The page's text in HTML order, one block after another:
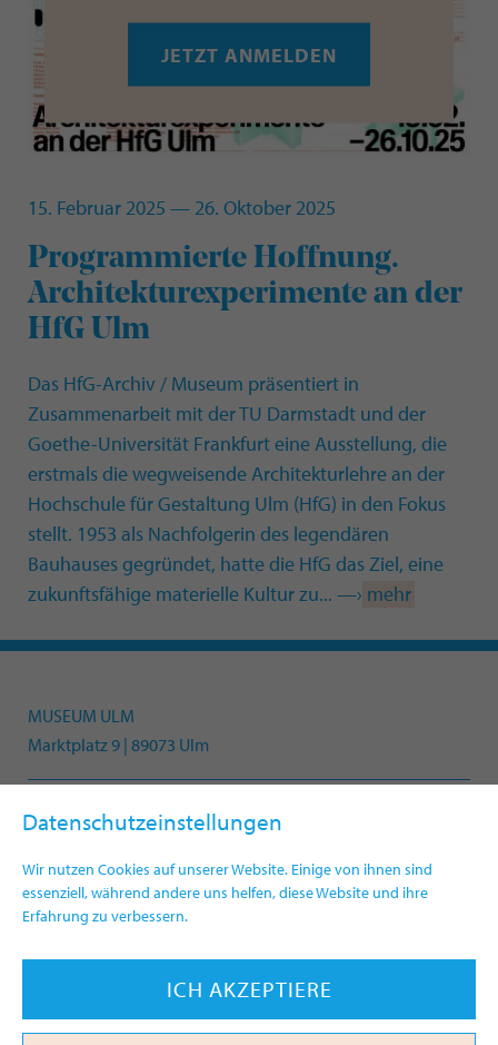
Datenschutzeinstellungen
Wir nutzen Cookies auf unserer Website. Einige von ihnen sind
essenziell, während andere uns helfen, diese Website und ihre
Erfahrung zu verbessern.
ICH AKZEPTIERE
15. Februar 2025 — 26. Oktober 2025
Programmierte Hoffnung.
Architekturexperimente an der
HfG Ulm
Das HfG-Archiv / Museum präsentiert in
Zusammenarbeit mit der TU Darmstadt und der
Goethe-Universität Frankfurt eine Ausstellung, die
erstmals die wegweisende Architekturlehre an der
Hochschule für Gestaltung Ulm (HfG) in den Fokus
stellt. 1953 als Nachfolgerin des legendären
Bauhauses gegründet, hatte die HfG das Ziel, eine
zukunftsfähige materielle Kultur zu... —› mehr
MUSEUM ULM
Marktplatz 9 | 89073 Ulm
Telefon +49(0)731 161-4330
www.museumulm.de
Newsletter
Impressum
JETZT ANMELDEN